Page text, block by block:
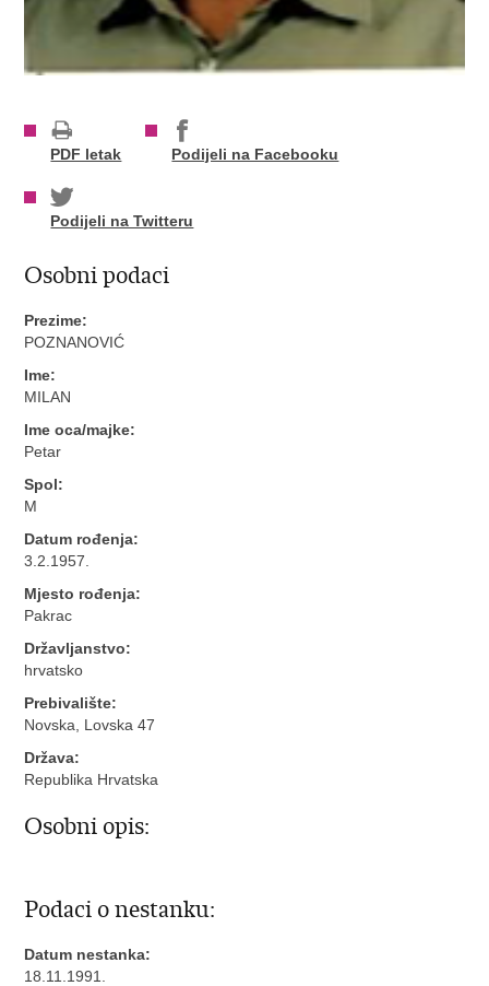
PDF letak Podijeli na Facebooku
Podijeli na Twitteru
Osobni podaci
Prezime:
POZNANOVIĆ
Ime:
MILAN
Ime oca/majke:
Petar
Spol:
M
Datum rođenja:
3.2.1957.
Mjesto rođenja:
Pakrac
Državljanstvo:
hrvatsko
Prebivalište:
Novska, Lovska 47
Država:
Republika Hrvatska
Osobni opis:
Podaci o nestanku:
Datum nestanka:
18.11.1991.